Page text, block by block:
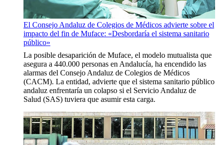
El Consejo Andaluz de Colegios de Médicos advierte sobre el
impacto del fin de Muface: «Desbordaría el sistema sanitario
público»
La posible desaparición de Muface, el modelo mutualista que
asegura a 440.000 personas en Andalucía, ha encendido las
alarmas del Consejo Andaluz de Colegios de Médicos
(CACM). La entidad, advierte que el sistema sanitario público
andaluz enfrentaría un colapso si el Servicio Andaluz de
Salud (SAS) tuviera que asumir esta carga.